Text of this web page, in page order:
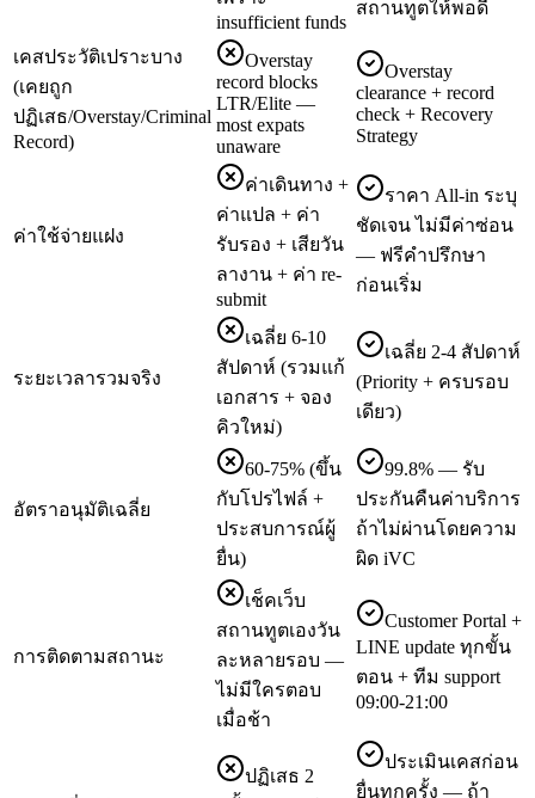
insufficient funds
สถานทูตให้พอดี
เคสประวัติเปราะบาง
(เคยถูก
ปฏิเสธ/Overstay/Criminal
Record)
Overstay
record blocks
LTR/Elite —
most expats
unaware
Overstay
clearance + record
check + Recovery
Strategy
ค่าใช้จ่ายแฝง
ค่าเดินทาง +
ค่าแปล + ค่า
รับรอง + เสียวัน
ลางาน + ค่า re-
submit
ราคา All-in ระบุ
ชัดเจน ไม่มีค่าซ่อน
— ฟรีคำปรึกษา
ก่อนเริ่ม
ระยะเวลารวมจริง
เฉลี่ย 6-10
สัปดาห์ (รวมแก้
เอกสาร + จอง
คิวใหม่)
เฉลี่ย 2-4 สัปดาห์
(Priority + ครบรอบ
เดียว)
อัตราอนุมัติเฉลี่ย
60-75% (ขึ้น
กับโปรไฟล์ +
ประสบการณ์ผู้
ยื่น)
99.8% — รับ
ประกันคืนค่าบริการ
ถ้าไม่ผ่านโดยความ
ผิด iVC
การติดตามสถานะ
เช็คเว็บ
สถานทูตเองวัน
ละหลายรอบ —
ไม่มีใครตอบ
เมื่อช้า
Customer Portal +
LINE update ทุกขั้น
ตอน + ทีม support
09:00-21:00
ปฏิเสธ 2
ประเมินเคสก่อน
ยื่นทุกครั้ง — ถ้า